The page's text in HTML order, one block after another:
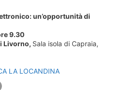
un’opportunità di
9.30
Livorno, Sala isola di Capraia,
LA LOCANDINA